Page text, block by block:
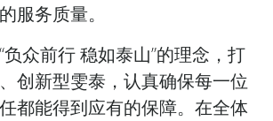
服务质量。
众前行 稳如泰山”的理念，打
创新型雯泰，认真确保每一位
都能得到应有的保障。在全体